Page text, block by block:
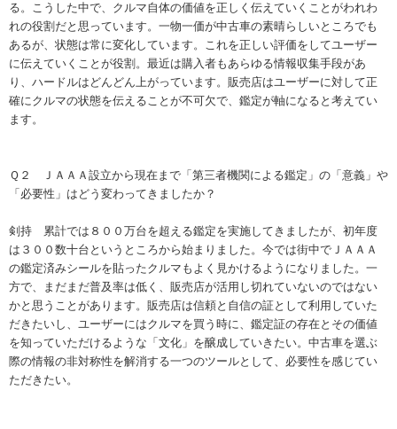
る。こうした中で、クルマ自体の価値を正しく伝えていくことがわれわ
れの役割だと思っています。一物一価が中古車の素晴らしいところでも
あるが、状態は常に変化しています。これを正しい評価をしてユーザー
に伝えていくことが役割。最近は購入者もあらゆる情報収集手段があ
り、ハードルはどんどん上がっています。販売店はユーザーに対して正
確にクルマの状態を伝えることが不可欠で、鑑定が軸になると考えてい
ます。
Ｑ２ ＪＡＡＡ設立から現在まで「第三者機関による鑑定」の「意義」や
「必要性」はどう変わってきましたか？
剣持 累計では８００万台を超える鑑定を実施してきましたが、初年度
は３００数十台というところから始まりました。今では街中でＪＡＡＡ
の鑑定済みシールを貼ったクルマもよく見かけるようになりました。一
方で、まだまだ普及率は低く、販売店が活用し切れていないのではない
かと思うことがあります。販売店は信頼と自信の証として利用していた
だきたいし、ユーザーにはクルマを買う時に、鑑定証の存在とその価値
を知っていただけるような「文化」を醸成していきたい。中古車を選ぶ
際の情報の非対称性を解消する一つのツールとして、必要性を感じてい
ただきたい。